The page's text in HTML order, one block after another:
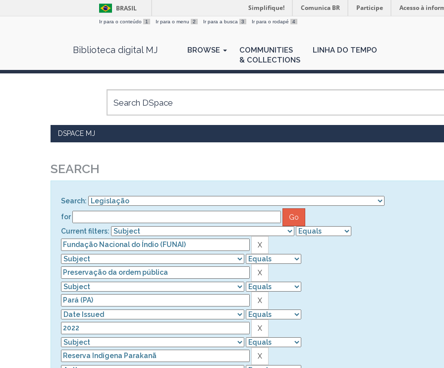
BRASIL Simplifique! Comunica BR Participe Acesso à
Ir para o conteúdo 1 Ir para o menu 2 Ir para a busca 3 Ir para o rodapé 4
Biblioteca digital MJ BROWSE
COMMUNITIES
& COLLECTIONS
LINHA DO TEMPO
DSPACE MJ
SEARCH
Search:
for
Current filters: